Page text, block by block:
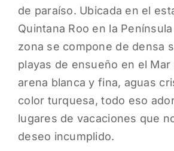
de paraíso. Ubicada en el
Quintana Roo en la
zona se compone de densa
playas de ensueño en el Mar
arena blanca y fina, aguas
color turquesa, todo eso
lugares de vacaciones que
deseo incumplido.